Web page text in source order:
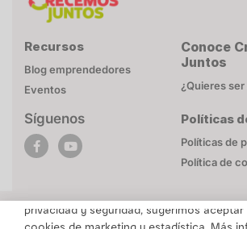
Recursos
Blog emprendedores
Eventos
Síguenos
Conoce
Juntos
¿Quieres
Políticas
Políticas de
Política de
POLÍTICA DE COOKIES
Esta página web utiliza cookies necesarias
privacidad y seguridad, sugerimos aceptar